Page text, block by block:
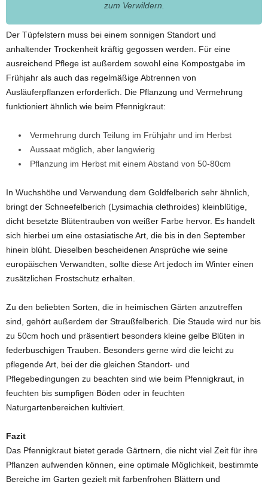
zum Verwildern.
Der Tüpfelstern muss bei einem sonnigen Standort und
anhaltender Trockenheit kräftig gegossen werden. Für eine
ausreichend Pflege ist außerdem sowohl eine Kompostgabe im
Frühjahr als auch das regelmäßige Abtrennen von
Ausläuferpflanzen erforderlich. Die Pflanzung und Vermehrung
funktioniert ähnlich wie beim Pfennigkraut:
Vermehrung durch Teilung im Frühjahr und im Herbst
Aussaat möglich, aber langwierig
Pflanzung im Herbst mit einem Abstand von 50-80cm
In Wuchshöhe und Verwendung dem Goldfelberich sehr ähnlich,
bringt der Schneefelberich (Lysimachia clethroides) kleinblütige,
dicht besetzte Blütentrauben von weißer Farbe hervor. Es handelt
sich hierbei um eine ostasiatische Art, die bis in den September
hinein blüht. Dieselben bescheidenen Ansprüche wie seine
europäischen Verwandten, sollte diese Art jedoch im Winter einen
zusätzlichen Frostschutz erhalten.
Zu den beliebten Sorten, die in heimischen Gärten anzutreffen
sind, gehört außerdem der Straußfelberich. Die Staude wird nur bis
zu 50cm hoch und präsentiert besonders kleine gelbe Blüten in
federbuschigen Trauben. Besonders gerne wird die leicht zu
pflegende Art, bei der die gleichen Standort- und
Pflegebedingungen zu beachten sind wie beim Pfennigkraut, in
feuchten bis sumpfigen Böden oder in feuchten
Naturgartenbereichen kultiviert.
Fazit
Das Pfennigkraut bietet gerade Gärtnern, die nicht viel Zeit für ihre
Pflanzen aufwenden können, eine optimale Möglichkeit, bestimmte
Bereiche im Garten gezielt mit farbenfrohen Blättern und